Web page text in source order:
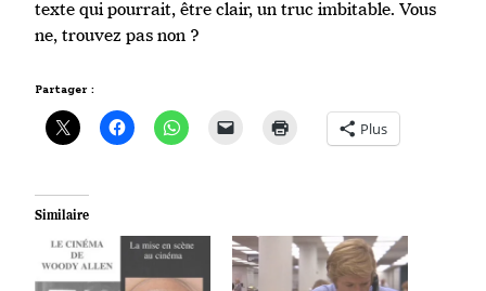
texte qui pourrait, être clair, un truc imbitable. Vous
ne, trouvez pas non ?
Partager :
Plus
Similaire